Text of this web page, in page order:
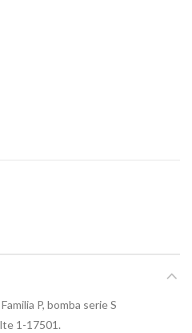
P, bomba serie S
1-17501.